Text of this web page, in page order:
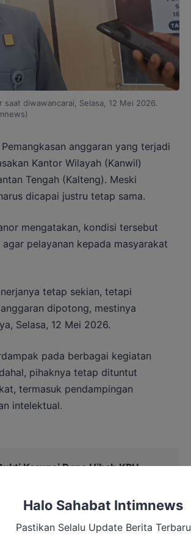
saat diwawancarai, Selasa, 12 Mei 2026.
anggaran yang terjadi
Kantor Wilayah (Kanwil)
Tengah (Kalteng). Meski
dicapai justru tetap sama.
mengatakan, kondisi tersebut
pelayanan kepada masyarakat
tetap sekian, tetapi
dipotong, mestinya
Selasa, 12 Mei 2026.
pada berbagai kegiatan
pihaknya tetap dituntut
termasuk pendampingan
intelektual.
Korupsi Dana Hibah KPU
Halo Sahabat Intimnews
Pastikan Selalu Update Berita Terbaru